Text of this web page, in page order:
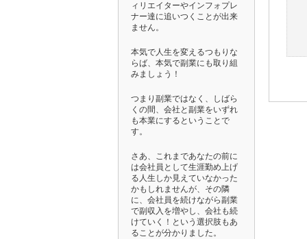
ィリエイターやインフォプレ
ナー達に追いつくことが出来
ません。
本気で人生を変えるつもりな
らば、本気で副業にも取り組
みましょう！
つまり副業ではなく、しばら
くの間、会社と副業をいずれ
も本業にするということで
す。
さあ、これまであなたの前に
は会社員として生涯勤め上げ
る人生しか見えていなかった
かもしれませんが、その隣
に、会社員を続けながら副業
で副収入を増やし、会社も続
けていく！という選択肢もあ
ることが分かりました。